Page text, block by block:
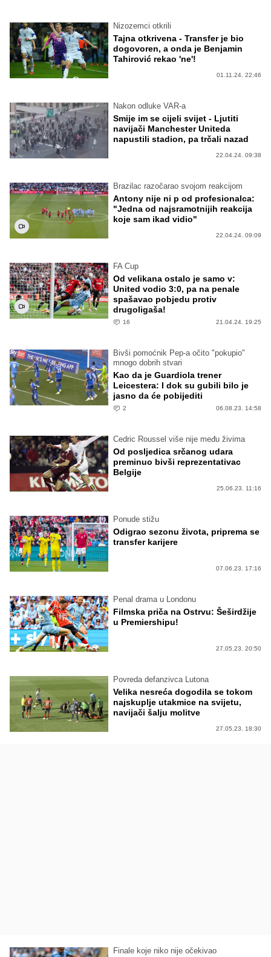
Nizozemci otkrili
Tajna otkrivena - Transfer je bio
dogovoren, a onda je Benjamin
Tahirović rekao 'ne'!
01.11.24. 22:46
Nakon odluke VAR-a
Smije im se cijeli svijet - Ljutiti
navijači Manchester Uniteda
napustili stadion, pa trčali nazad
22.04.24. 09:38
Brazilac razočarao svojom reakcijom
Antony nije ni p od profesionalca:
"Jedna od najsramotnijih reakcija
koje sam ikad vidio"
22.04.24. 09:09
FA Cup
Od velikana ostalo je samo v:
United vodio 3:0, pa na penale
spašavao pobjedu protiv
drugoligaša!
16 21.04.24. 19:25
Bivši pomoćnik Pep-a očito "pokupio"
mnogo dobrih stvari
Kao da je Guardiola trener
Leicestera: I dok su gubili bilo je
jasno da će pobijediti
2 06.08.23. 14:58
Cedric Roussel više nije među živima
Od posljedica srčanog udara
preminuo bivši reprezentativac
Belgije
25.06.23. 11:16
Ponude stižu
Odigrao sezonu života, priprema se
transfer karijere
07.06.23. 17:16
Penal drama u Londonu
Filmska priča na Ostrvu: Šeširdžije
u Premiershipu!
27.05.23. 20:50
Povreda defanzivca Lutona
Velika nesreća dogodila se tokom
najskuplje utakmice na svijetu,
navijači šalju molitve
27.05.23. 18:30
Finale koje niko nije očekivao